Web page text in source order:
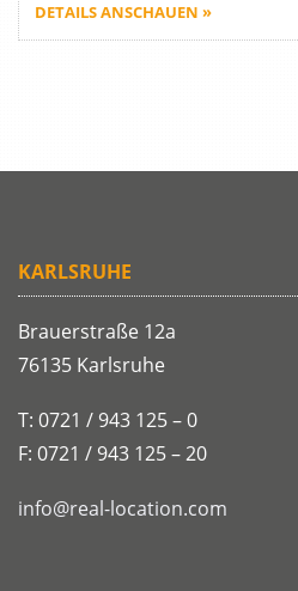
DETAILS ANSCHAUEN »
KARLSRUHE
Brauerstraße 12a
76135 Karlsruhe
T: 0721 / 943 125 – 0
F: 0721 / 943 125 – 20
info@real-location.com